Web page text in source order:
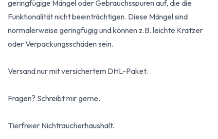
geringfügige Mängel oder Gebrauchsspuren auf, die die
Funktionalität nicht beeinträchtigen. Diese Mängel sind
normalerweise geringfügig und können z.B. leichte Kratzer
oder Verpackungsschäden sein.
Versand nur mit versichertem DHL-Paket.
Fragen? Schreibt mir gerne.
Tierfreier Nichtraucherhaushalt.